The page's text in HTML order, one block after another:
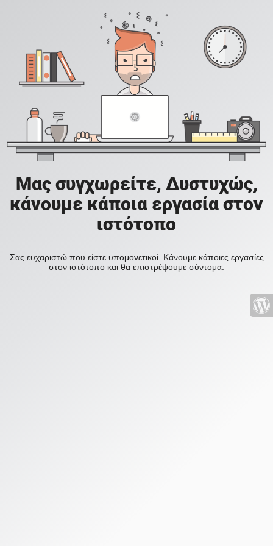
Μας συγχωρείτε, Δυστυχώς,
κάνουμε κάποια εργασία στον
ιστότοπο
Σας ευχαριστώ που είστε υπομονετικοί. Κάνουμε κάποιες εργασίες
στον ιστότοπο και θα επιστρέψουμε σύντομα.